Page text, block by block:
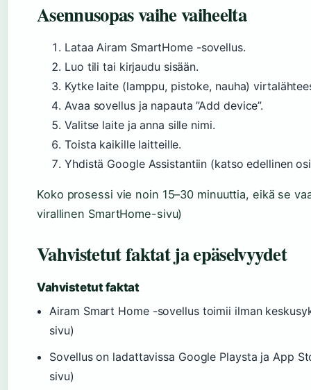
Asennusopas vaihe vaiheelta
Lataa Airam SmartHome -sovellus.
Luo tili tai kirjaudu sisään.
Kytke laite (lamppu, pistoke, nauha)
Avaa sovellus ja napauta ”Add device”.
Valitse laite ja anna sille nimi.
Toista kaikille laitteille.
Yhdistä Google Assistantiin (katso edellinen
Koko prosessi vie noin 15–30 minuuttia, eikä se
virallinen SmartHome-sivu)
Vahvistetut faktat ja epäselvyydet
Vahvistetut faktat
Airam Smart Home -sovellus toimii ilman
sivu)
Sovellus on ladattavissa Google Playsta ja App
sivu)